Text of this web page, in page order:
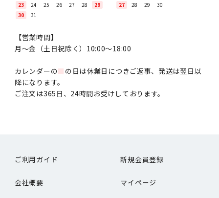
23
24 25 26 27 28
29
30
31
27
28 29 30
【営業時間】
月〜金（土日祝除く）10:00～18:00
カレンダーの■ の日は休業日につきご返事、発送は翌日以
降になります。
ご注文は365日、24時間お受けしております。
ご利用ガイド 新規会員登録
会社概要 マイページ